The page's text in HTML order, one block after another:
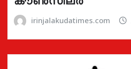
irinjalakudatimes.com